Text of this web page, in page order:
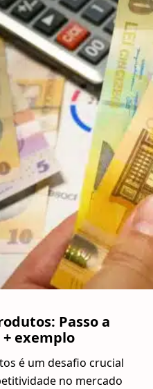
Passo a
exemplo
é um desafio crucial
no mercado